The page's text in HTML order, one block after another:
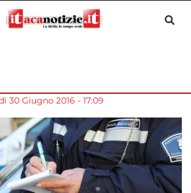
illecita di suolo
30 Giugno 2016 - 17:09